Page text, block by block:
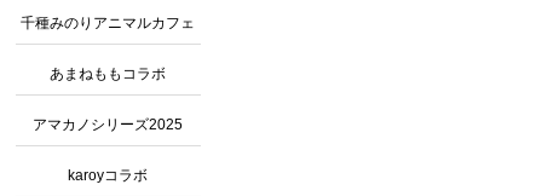
千種みのりアニマルカフェ
あまねももコラボ
アマカノシリーズ2025
karoyコラボ